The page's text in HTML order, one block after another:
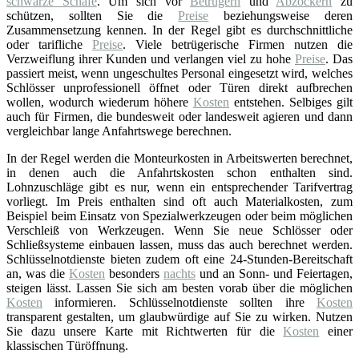
schützen, sollten Sie diePreise beziehungsweise deren
Zusammensetzung kennen. In der Regel gibt es durchschnittliche
oder tarifliche Preise. Viele betrügerische Firmen nutzen die
Verzweiflung ihrer Kunden und verlangen viel zu hohe Preise. Das
passiert meist, wenn ungeschultes Personal eingesetzt wird, welches
Schlösser unprofessionell öffnet oder Türen direkt aufbrechen
wollen, wodurch wiederum höhere Kosten entstehen. Selbiges gilt
auch für Firmen, die bundesweit oder landesweit agieren und dann
vergleichbar lange Anfahrtswege berechnen.
In der Regel werden die Monteurkosten in Arbeitswerten berechnet,
in denen auch die Anfahrtskosten schon enthalten sind.
Lohnzuschläge gibt es nur, wenn ein entsprechender Tarifvertrag
vorliegt. Im Preis enthalten sind oft auch Materialkosten, zum
Beispiel beim Einsatz von Spezialwerkzeugen oder beim möglichen
Verschleiß von Werkzeugen. Wenn Sie neue Schlösser oder
Schließsysteme einbauen lassen, muss das auch berechnet werden.
Schlüsselnotdienste bieten zudem oft eine 24-Stunden-Bereitschaft
an, was die Kosten besonders nachts und an Sonn- und Feiertagen,
steigen lässt. Lassen Sie sich am besten vorab über die möglichen
Kosten informieren. Schlüsselnotdienste sollten ihre Kosten
transparent gestalten, um glaubwürdige auf Sie zu wirken. Nutzen
Sie dazu unsere Karte mit Richtwerten für dieKosten einer
klassischen Türöffnung.